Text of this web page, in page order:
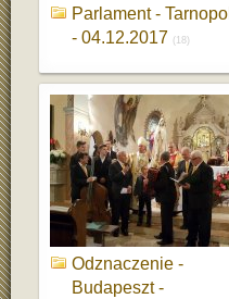
Parlament - Tarnopol
- 04.12.2017 (18)
Odznaczenie -
Budapeszt -